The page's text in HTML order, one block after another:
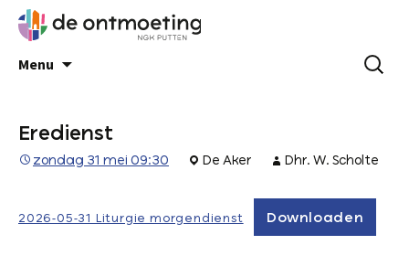
Menu
Eredienst
zondag 31 mei 09:30 De Aker Dhr. W. Scholte
2026-05-31 Liturgie morgendienst Downloaden